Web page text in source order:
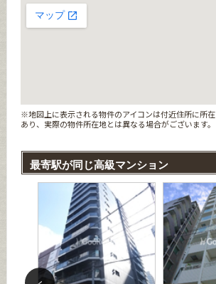
※地図上に表示される物件のアイコンは付近住所に所
あり、実際の物件所在地とは異なる場合がございます。
最寄駅が同じ高級マンション